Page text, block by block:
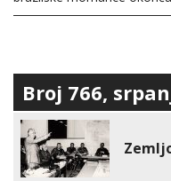
Broj 766,